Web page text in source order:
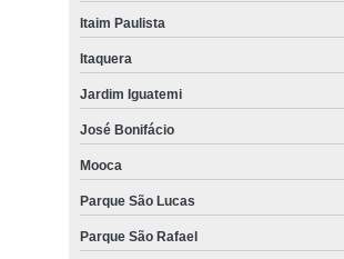
Itaim Paulista
Itaquera
Jardim Iguatemi
José Bonifácio
Mooca
Parque São Lucas
Parque São Rafael